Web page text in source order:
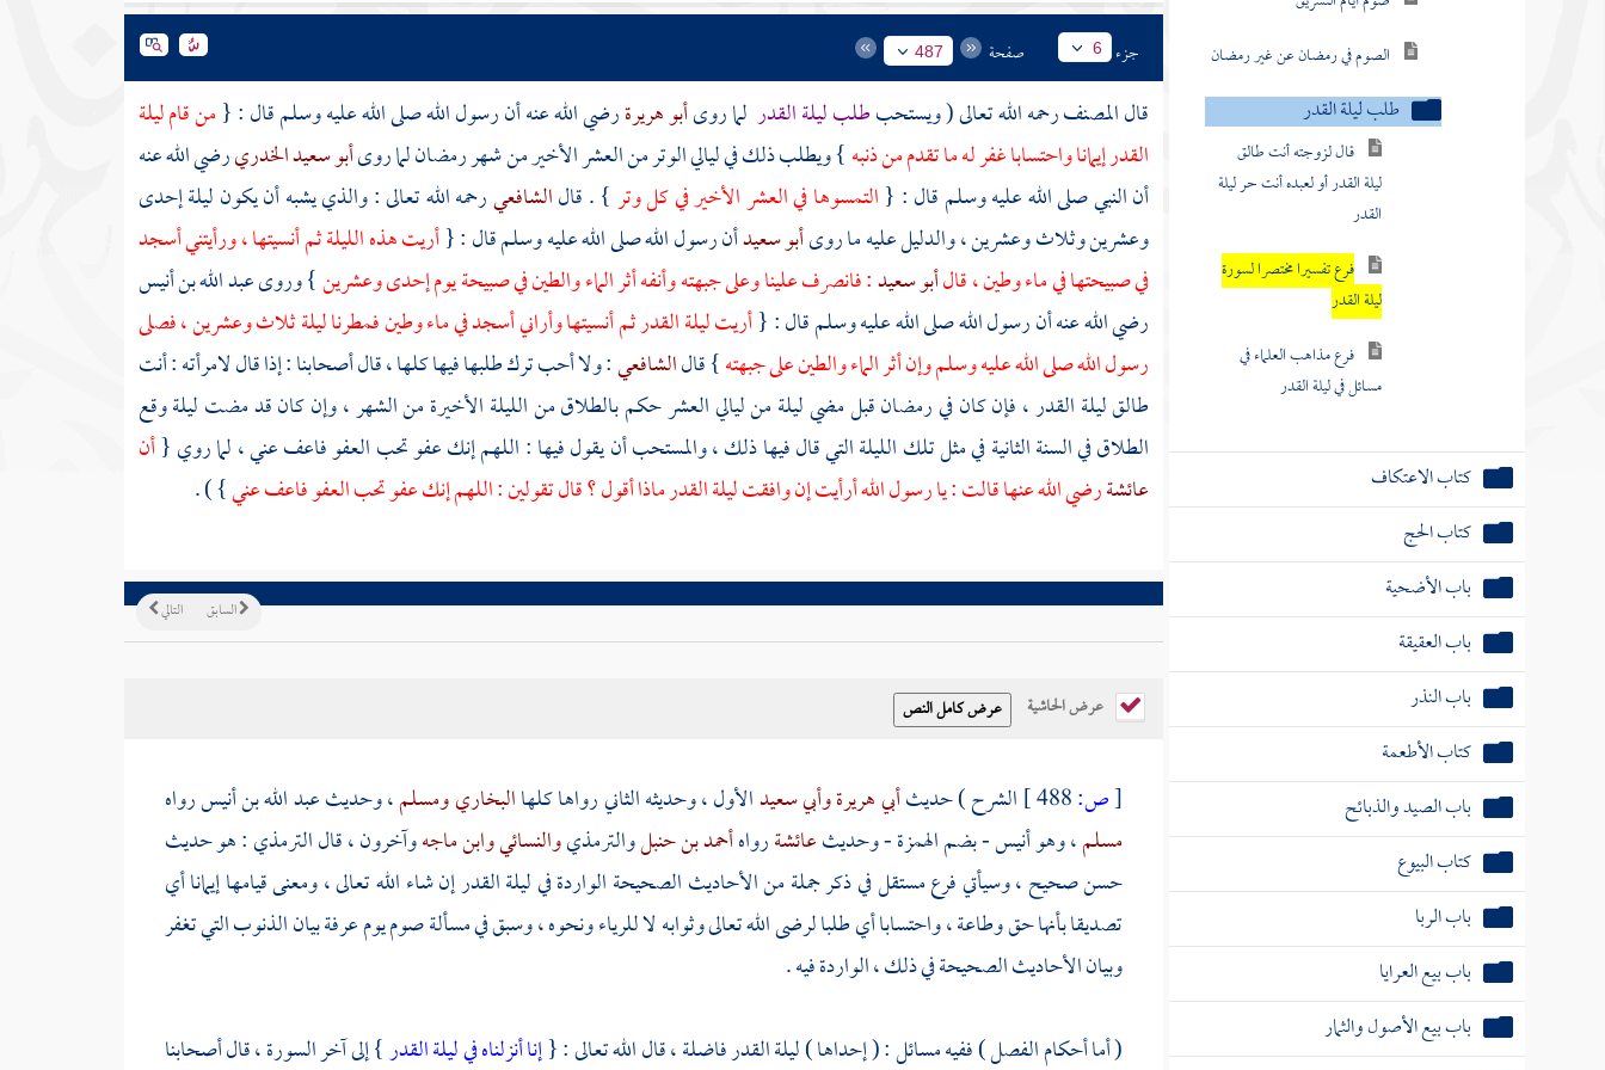
الصوم في رمضان عن غير رمضان
طلب ليلة القدر
قال لزوجته أنت طالق
ليلة القدر أو لعبده أنت حر ليلة
القدر
فرع تفسيرا مختصرا لسورة
ليلة القدر
فرع مذاهب العلماء في
مسائل في ليلة القدر
كتاب الاعتكاف
كتاب الحج
باب الأضحية
باب العقيقة
باب النذر
كتاب الأطعمة
باب الصيد والذبائح
كتاب البيوع
باب الربا
باب بيع العرايا
باب بيع الأصول والثمار
جزء 6 صفحة 487
قالالمصنفرحمه الله تعالى ( ويستحبطلب ليلة القدر لما روىأبو هريرةرضي الله عنه أن رسول الله صلى الله عليه وسلم قال : {من قام ليلة
القدر إيمانا واحتسابا غفر له ما تقدم من ذنبه} ويطلب ذلك في ليالي الوتر من العشر الأخير من شهر رمضان لما روىأبو سعيد الخدريرضي الله عنه
أن النبي صلى الله عليه وسلم قال : {التمسوها في العشر الأخير في كل وتر} . قالالشافعيرحمه الله تعالى : والذي يشبه أن يكون ليلة إحدى
وعشرين وثلاث وعشرين ، والدليل عليه ما روىأبو سعيدأن رسول الله صلى الله عليه وسلم قال : {أريت هذه الليلة ثم أنسيتها ، ورأيتني أسجد
في صبيحتها في ماء وطين ، قالأبو سعيد: فانصرف علينا وعلى جبهته وأنفه أثر الماء والطين في صبيحة يوم إحدى وعشرين} وروىعبد الله بن أنيس
رضي الله عنه أن رسول الله صلى الله عليه وسلم قال : {أريت ليلة القدر ثم أنسيتها وأراني أسجد في ماء وطين فمطرنا ليلة ثلاث وعشرين ، فصلى
رسول الله صلى الله عليه وسلم وإن أثر الماء والطين على جبهته} قالالشافعي: ولا أحب ترك طلبها فيها كلها ، قال أصحابنا : إذا قال لامرأته : أنت
طالق ليلة القدر ، فإن كان في رمضان قبل مضي ليلة من ليالي العشر حكم بالطلاق من الليلة الأخيرة من الشهر ، وإن كان قد مضت ليلة وقع
الطلاق في السنة الثانية في مثل تلك الليلة التي قال فيها ذلك ، والمستحب أن يقول فيها : اللهم إنك عفو تحب العفو فاعف عني ، لما روي {أن
عائشةرضي الله عنها قالت : يا رسول الله أرأيت إن وافقت ليلة القدر ماذا أقول ؟ قال تقولين : اللهم إنك عفو تحب العفو فاعف عني} ) .
التالي السابق
عرض الحاشية
[ص: الشرح ) حديثأبي هريرةوأبي سعيدالأول ، وحديثه الثاني رواها كلهاالبخاريومسلم، وحديثعبد الله بن أنيسرواه
مسلم، وهوأنيس- بضم الهمزة - وحديثعائشةرواهأحمد بن حنبلوالترمذيوالنسائيوابن ماجهوآخرون ، قالالترمذي: هو حديث
حسن صحيح ، وسيأتي فرع مستقل في ذكر جملة من الأحاديث الصحيحة الواردة في ليلة القدر إن شاء الله تعالى ، ومعنى قيامها إيمانا أي
تصديقا بأنها حق وطاعة ، واحتسابا أي طلبا لرضى الله تعالى وثوابه لا للرياء ونحوه ، وسبق في مسألة صوم يومعرفةبيان الذنوب التي تغفر
وبيان الأحاديث الصحيحة في ذلك ، الواردة فيه .
( أما أحكام الفصل ) ففيه مسائل : ( إحداها ) ليلة القدر فاضلة ، قال الله تعالى : {إنا أنزلناه في ليلة القدر} إلى آخر السورة ، قال أصحابنا